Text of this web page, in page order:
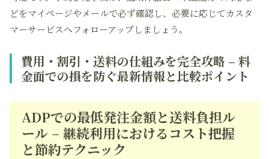
どをマイページやメールで必ず確認し、必要に応じてカスタ
マーサービスへフォローアップしましょう。
費用・割引・送料の仕組みを完全攻略 – 料
金面での損を防ぐ最新情報と比較ポイント
ADPでの最低発注金額と送料負担ル
ール – 継続利用におけるコスト把握
と節約テクニック